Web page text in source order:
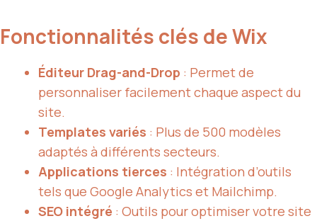
Fonctionnalités clés de Wix
Éditeur Drag-and-Drop : Permet de
personnaliser facilement chaque aspect du
site.
Templates variés : Plus de 500 modèles
adaptés à différents secteurs.
Applications tierces : Intégration d’outils
tels que Google Analytics et Mailchimp.
SEO intégré : Outils pour optimiser votre site